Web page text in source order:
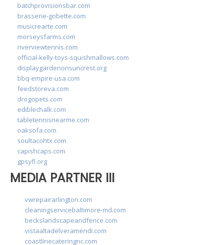
batchprovisionsbar.com
brasserie-gobette.com
musicrearte.com
morseysfarms.com
riverviewtennis.com
official-kelly-toys-squishmallows.com
displaygardenonsuncrest.org
bbq-empire-usa.com
feedstoreva.com
drogopets.com
ediblechalk.com
tabletennisnearme.com
oaksofa.com
soultacohtx.com
capishcaps.com
gpsyfl.org
MEDIA PARTNER III
vwrepairarlington.com
cleaningservicebaltimore-md.com
beckslandscapeandfence.com
vistaaltadelveramendi.com
coastlinecateringnc.com